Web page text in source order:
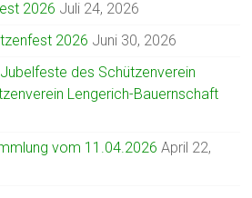
2026 Juli 24, 2026
2026 Juni 30, 2026
des Schützenverein
Lengerich-Bauernschaft
vom 11.04.2026 April 22,